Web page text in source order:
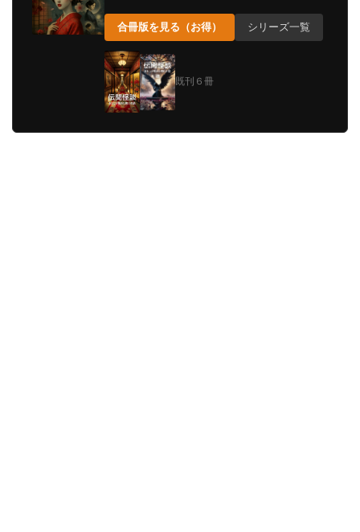
合冊版を見る（お得） シリーズ一覧
既刊６冊